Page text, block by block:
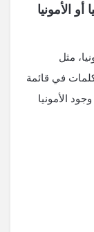
الأمونيا
مثل
في قائمة
الأمونيا